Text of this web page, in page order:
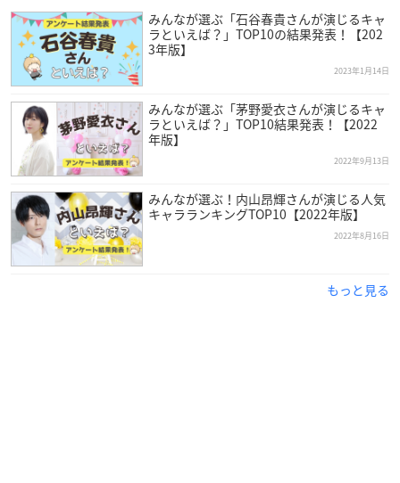
みんなが選ぶ「石谷春貴さんが演じるキャ
ラといえば？」TOP10の結果発表！【202
3年版】
2023年1月14日
みんなが選ぶ「茅野愛衣さんが演じるキャ
ラといえば？」TOP10結果発表！【2022
年版】
2022年9月13日
みんなが選ぶ！内山昂輝さんが演じる人気
キャラランキングTOP10【2022年版】
2022年8月16日
もっと見る